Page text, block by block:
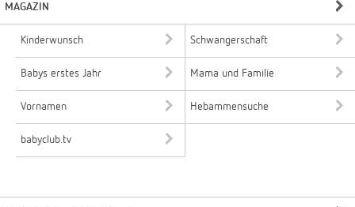
MAGAZIN
Kinderwunsch Schwangerschaft
Babys erstes Jahr Mama und Familie
Vornamen Hebammensuche
babyclub.tv